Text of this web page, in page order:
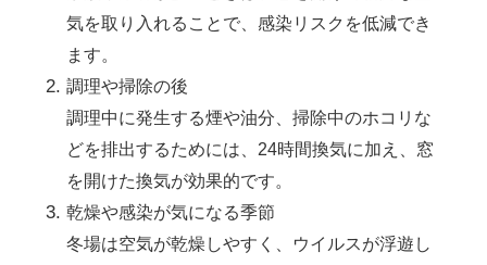
気を取り入れることで、感染リスクを低減でき
ます。
調理や掃除の後
調理中に発生する煙や油分、掃除中のホコリな
どを排出するためには、24時間換気に加え、窓
を開けた換気が効果的です。
乾燥や感染が気になる季節
冬場は空気が乾燥しやすく、ウイルスが浮遊し